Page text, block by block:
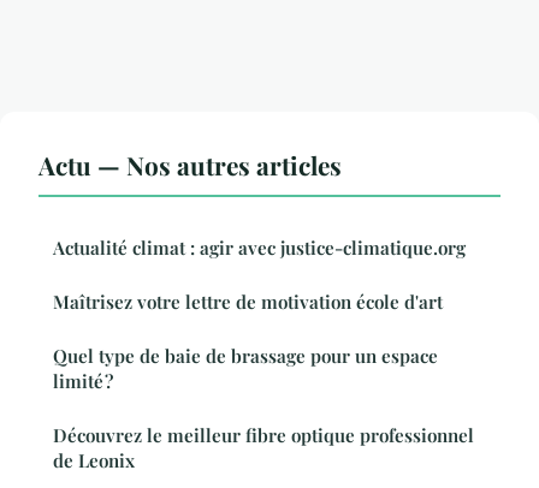
Actu — Nos autres articles
Actualité climat : agir avec justice-climatique.org
Maîtrisez votre lettre de motivation école d'art
Quel type de baie de brassage pour un espace
limité ?
Découvrez le meilleur fibre optique professionnel
de Leonix